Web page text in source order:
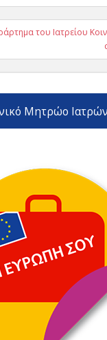
του Ιατρείου
Μητρώο Ιατρών